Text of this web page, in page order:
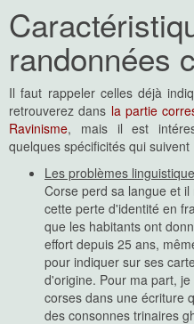
randonnées
Il faut rappeler celles déjà
retrouverez dans la partie
Ravinisme, mais il est
quelques spécificités qui suivent
Les problèmes
Corse perd sa langue et
cette perte d'identité en
que les habitants ont
effort depuis 25 ans,
pour indiquer sur ses
d'origine. Pour ma part,
corses dans une écriture
des consonnes trinaires